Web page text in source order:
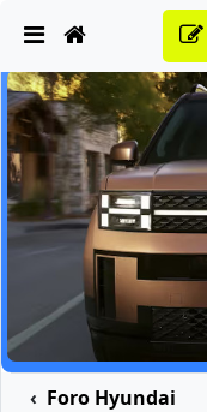
Foro Hyundai